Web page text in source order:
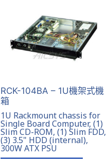
RCK-104BA – 1U機架式機
箱
1U Rackmount chassis for
Single Board Computer, (1)
Slim CD-ROM, (1) Slim FDD,
(3) 3.5" HDD (internal),
300W ATX PSU